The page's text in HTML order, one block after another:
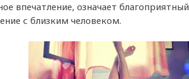
впечатление, означает благоприятный
с близким человеком.